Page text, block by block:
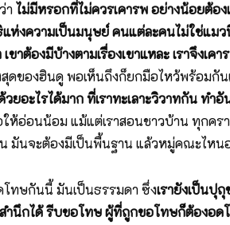
า ไม่มีหรอกที่ไม่ควรเคารพ อย่างน้อยต้อง
ห่งความเป็นมนุษย์ คนแต่ละคนไม่ใช่แมว
ขาต้องมีบ้างตามเรื่องเขาแหละ เราจึงเค
ดของฮินดู พอเห็นถึงก็ยกมือไหว้พร้อมกั
ยอะไรได้มาก ที่เราทะเลาะวิวาทกัน
ห้อ่อนน้อม แม้แต่เราสอนชาวบ้าน ทุกค
มันจะต้องมีเป็นพื้นฐาน แล้วหมู่คณะไหน
ทษกันนี้ มันเป็นธรรมดา ซึ่งเรายังเป็นปุ
ำนึกได้ รีบขอโทษ ผู้ที่ถูกขอโทษก็ต้องอด